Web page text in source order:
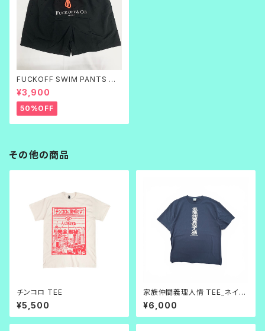
FUCKOFF SWIM PANTS 黒
刺繍
¥3,900
50%OFF
その他の商品
チンコロ TEE
¥5,500
家族仲間義理人情 TEE_ネイビ
ー×白
¥6,000